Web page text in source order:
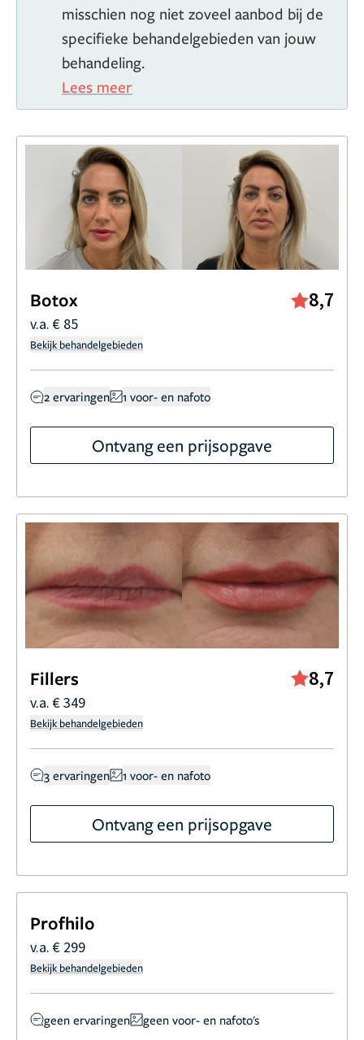
misschien nog niet zoveel aanbod bij de
specifieke behandelgebieden van jouw
behandeling.
Lees meer
Botox 8,7
v.a. € 85
Bekijk behandelgebieden
2 ervaringen 1 voor- en nafoto
Ontvang een prijsopgave
Fillers 8,7
v.a. € 349
Bekijk behandelgebieden
3 ervaringen 1 voor- en nafoto
Ontvang een prijsopgave
Profhilo
v.a. € 299
Bekijk behandelgebieden
geen ervaringen geen voor- en nafoto's